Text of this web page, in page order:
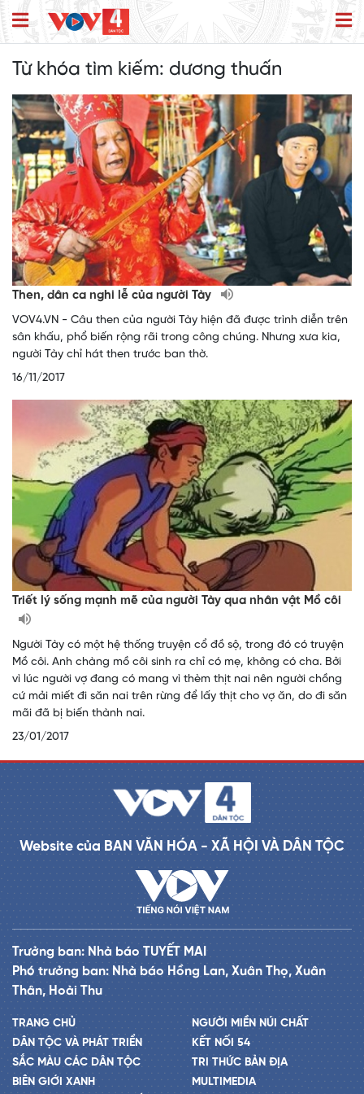
Từ khóa tìm kiếm: dương thuấn
Then, dân ca nghi lễ của người Tày
​VOV4.VN - Câu then của người Tày hiện đã được trình diễn trên
sân khấu, phổ biến rộng rãi trong công chúng. Nhưng xưa kia,
người Tày chỉ hát then trước ban thờ.
16/11/2017
Triết lý sống mạnh mẽ của người Tày qua nhân vật Mồ côi
Người Tày có một hệ thống truyện cổ đồ sộ, trong đó có truyện
Mồ côi. Anh chàng mồ côi sinh ra chỉ có mẹ, không có cha. Bởi
vì lúc người vợ đang có mang vì thèm thịt nai nên người chồng
cứ mải miết đi săn nai trên rừng để lấy thịt cho vợ ăn, do đi săn
mãi đã bị biến thành nai.
23/01/2017
Website của BAN VĂN HÓA - XÃ HỘI VÀ DÂN TỘC
Trưởng ban: Nhà báo TUYẾT MAI
Phó trưởng ban: Nhà báo Hồng Lan, Xuân Thọ, Xuân
Thân, Hoài Thu
TRANG CHỦ
DÂN TỘC VÀ PHÁT TRIỂN
SẮC MÀU CÁC DÂN TỘC
BIÊN GIỚI XANH
NGƯỜI MIỀN NÚI CHẤT
KẾT NỐI 54
TRI THỨC BẢN ĐỊA
MULTIMEDIA